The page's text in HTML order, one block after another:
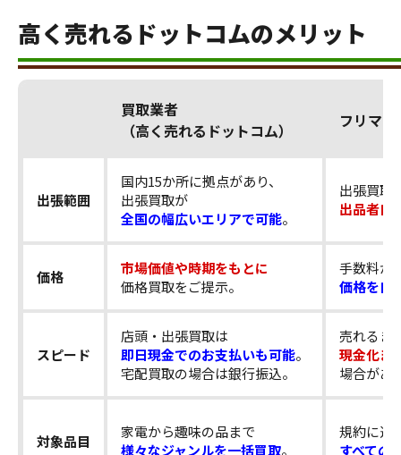
高く売れるドットコムのメリット
買取業者
（高く売れるドットコム）
フリマ
出張範囲
国内15か所に拠点があり、
出張買取が
全国の幅広いエリアで可能。
出張買取
出品者自
価格
市場価値や時期をもとに
価格買取をご提示。
手数料が
価格を自
スピード
店頭・出張買取は
即日現金でのお支払いも可能。
宅配買取の場合は銀行振込。
売れるま
現金化ま
場合があ
対象品目
家電から趣味の品まで
様々なジャンルを一括買取。
規約に違
すべての